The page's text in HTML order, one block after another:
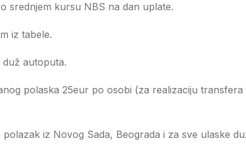
srednjem kursu NBS na dan uplate.
iz tabele.
autoputa.
polaska 25eur po osobi (za realizaciju transfera
iz Novog Sada, Beograda i za sve ulaske